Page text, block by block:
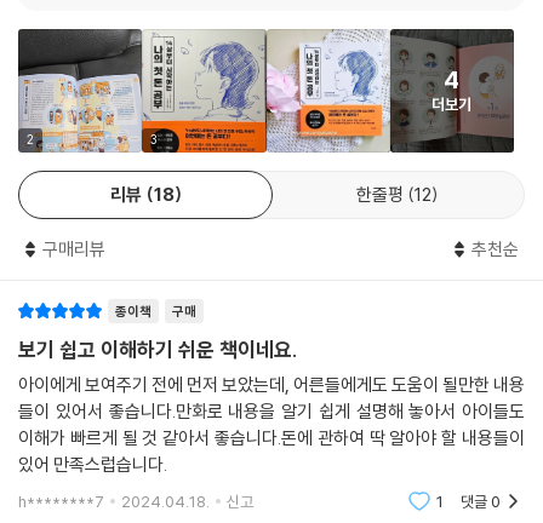
정해 봅시다. 이것을 조금 어렵게 설명하면 그 식당은 여러분의 ‘공복’이라
는 문제를 해결했고, 여러분은 그 대가로 5,000원을 지불한 거랍니다. ‘문
제 해결이라니, 너무 거창한 거 아니야?’라고 생각할지도 모르지만 돈을
지불하거나 버는 것은 일반적으로 이런 구조로 돼 있어요. ‘○○ 때문에 힘
들어’ ‘△△가 하고 싶어’ ‘□□를 갖고 싶어’ 같은 문제를 해결했을 때 고마
워하는 마음으로 돈을 지불하는 것이 사회의 규칙입니다. 이 규칙을 깨달
으면 돈을 지불하는 것의 의미와 돈의 중요성이 가슴에 와닿을 거예요.
또 하나, 경제학적 관점에서 일을 하고 돈을 버는 사람들의 행동을 ‘가치를
배를 채우기 위해 소고기덮밥을 먹고 5,000원을 냈습니다. 아무것도 만들
어 내지 않았다면 돈의 교환은 생기지 않겠죠. 하지만 식당은 ‘소고기덮밥
= 5,000원의 가치’를 세상에 만들어 냈습니다. 이 경우에 가치를 만들어
낸 건 식당뿐만이 아니에요. 소를 키우고, 쌀을 재배하고, 이것들을 운반하
는 등 사람이 하는 일은 세상에 가치를 창출합니다. 모든 가치 있는 것(재
화, 서비스)은 사람의 일을 통해 세상에 나와요. 그리고 이에 대해 고마워
하는 마음으로 돈을 지불하는 사람이 있죠. 이것이 ‘경제 활동’입니다. 여러
분이 지불한 5,000원은 소고기덮밥이 제공되기까지 이와 관련된 일을 한
한 오해와 착각을 바로잡고, 돈이라는 세계를 제대로 들여다볼 수 있도록
돕는 경제 입문서이다.
사회, 경제 교과 연계!
만화와 일러스트로 쉽고 재미있게 배우는 돈의 개념!
이 책 여섯 챕터의 도입부는 고등학생 미호가 주인공인 만화로 시작한다.
지 관심이 없는 평범한 고등학생이다. 하지만 수업을 통해 자신을 발견하
나가면서 자신과 가족, 사회를 보는 눈이 조금씩 넓어지고 자신의 진로를
찾아가는 이야기는 좋은 성장 소설을 보는 듯하다. 그리고 주인공뿐만 아
니라 가족들의 삶에도 긍정적인 변화가 일어나고, 그들의 이야기는 돈과
삶의 다양한 방식에 대한 좋은 관점을 제공한다. 만화와 더불어 귀엽고 재
미있는 일러스트와 한눈에 들어오는 표, 그래프를 곳곳에 배치해 어려운
통계와 경제 개념을 쉽게 풀어내는 것도 이 책의 특장점이다. 책을 읽어 내
기 어려워하는 청소년들이 충분히 소화하고 차근차근 이해해 나갈 수 있도
2 3
4
더보기
리뷰 18 한줄평 12
구매리뷰 추천순
종이책 구매
보기 쉽고 이해하기 쉬운 책이네요.
아이에게 보여주기 전에 먼저 보았는데, 어른들에게도 도움이 될만한 내용
들이 있어서 좋습니다.만화로 내용을 알기 쉽게 설명해 놓아서 아이들도
이해가 빠르게 될 것 같아서 좋습니다.돈에 관하여 딱 알아야 할 내용들이
있어 만족스럽습니다.
h********7 2024.04.18. 신고 1 댓글0